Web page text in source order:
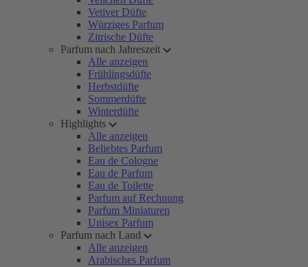
Vetiver Düfte
Würziges Parfum
Zitrische Düfte
Parfum nach Jahreszeit
Alle anzeigen
Frühlingsdüfte
Herbstdüfte
Sommerdüfte
Winterdüfte
Highlights
Alle anzeigen
Beliebtes Parfum
Eau de Cologne
Eau de Parfum
Eau de Toilette
Parfum auf Rechnung
Parfum Miniaturen
Unisex Parfum
Parfum nach Land
Alle anzeigen
Arabisches Parfum